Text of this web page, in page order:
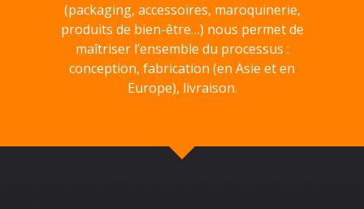
(packaging, accessoires, maroquinerie,
produits de bien-être…) nous permet de
maîtriser l’ensemble du processus :
conception, fabrication (en Asie et en
Europe), livraison.